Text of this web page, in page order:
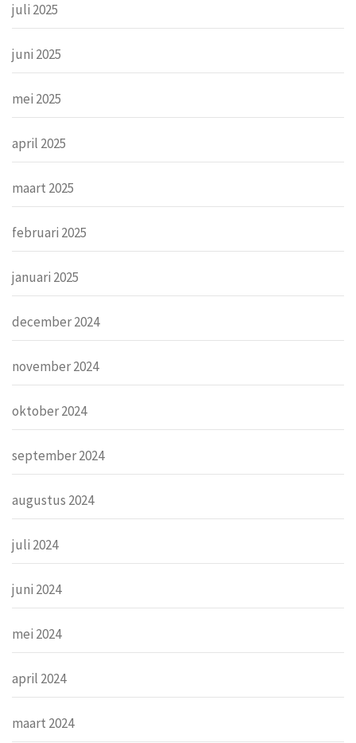
juli 2025
juni 2025
mei 2025
april 2025
maart 2025
februari 2025
januari 2025
december 2024
november 2024
oktober 2024
september 2024
augustus 2024
juli 2024
juni 2024
mei 2024
april 2024
maart 2024